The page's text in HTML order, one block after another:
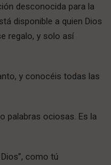
desconocida para la
disponible a quien Dios
regalo, y solo así
y conocéis todas las
palabras ociosas. Es la
como tú